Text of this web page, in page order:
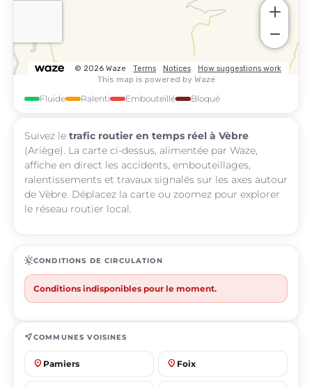
Fluide Ralenti Embouteillé Bloqué
Suivez le trafic routier en temps réel à Vèbre
(Ariège). La carte ci-dessus, alimentée par Waze,
affiche en direct les accidents, embouteillages,
ralentissements et travaux signalés sur les axes autour
de Vèbre. Déplacez la carte ou zoomez pour explorer
le réseau routier local.
routineCONDITIONS DE CIRCULATION
Conditions indisponibles pour le moment.
near_meCOMMUNES VOISINES
place Pamiers place Foix